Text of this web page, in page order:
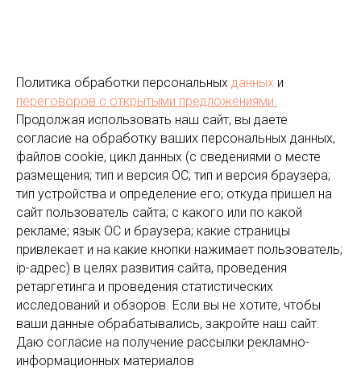
Политика обработки персональных данных и
переговоров с открытыми предложениями.
Продолжая использовать наш сайт, вы даете
согласие на обработку ваших персональных данных,
файлов cookie, цикл данных (с сведениями о месте
размещения; тип и версия ОС; тип и версия браузера;
тип устройства и определение его; откуда пришел на
сайт пользователь сайта; с какого или по какой
рекламе; язык ОС и браузера; какие страницы
привлекает и на какие кнопки нажимает пользователь;
ip-адрес) в целях развития сайта, проведения
ретаргетинга и проведения статистических
исследований и обзоров. Если вы не хотите, чтобы
ваши данные обрабатывались, закройте наш сайт.
Даю согласие на получение рассылки рекламно-
информационных материалов